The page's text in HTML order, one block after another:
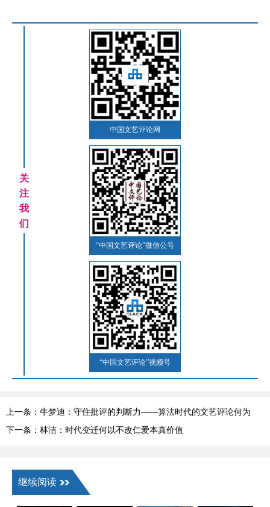
关
注
我
们
中国文艺评论网
“中国文艺评论”微信公号
“中国文艺评论”视频号
上一条：牛梦迪：守住批评的判断力——算法时代的文艺评论何为
下一条：林洁：时代变迁何以不改仁爱本真价值
继续阅读